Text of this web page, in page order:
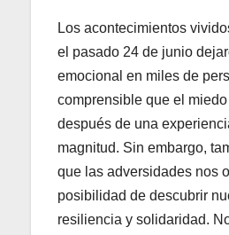
Los acontecimientos
el pasado 24 de junio
emocional en miles de
comprensible que el
después de una
magnitud. Sin embargo,
que las adversidades nos
posibilidad de descubrir
resiliencia y solidaridad.